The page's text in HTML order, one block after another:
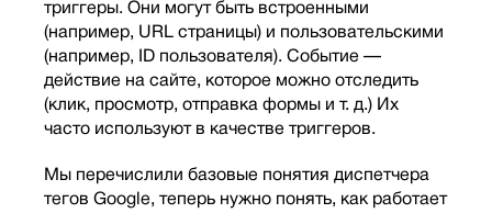
триггеры. Они могут быть встроенными
(например, URL страницы) и пользовательскими
(например, ID пользователя). Событие —
действие на сайте, которое можно отследить
(клик, просмотр, отправка формы и т. д.) Их
часто используют в качестве триггеров.
Мы перечислили базовые понятия диспетчера
тегов Google, теперь нужно понять, как работает